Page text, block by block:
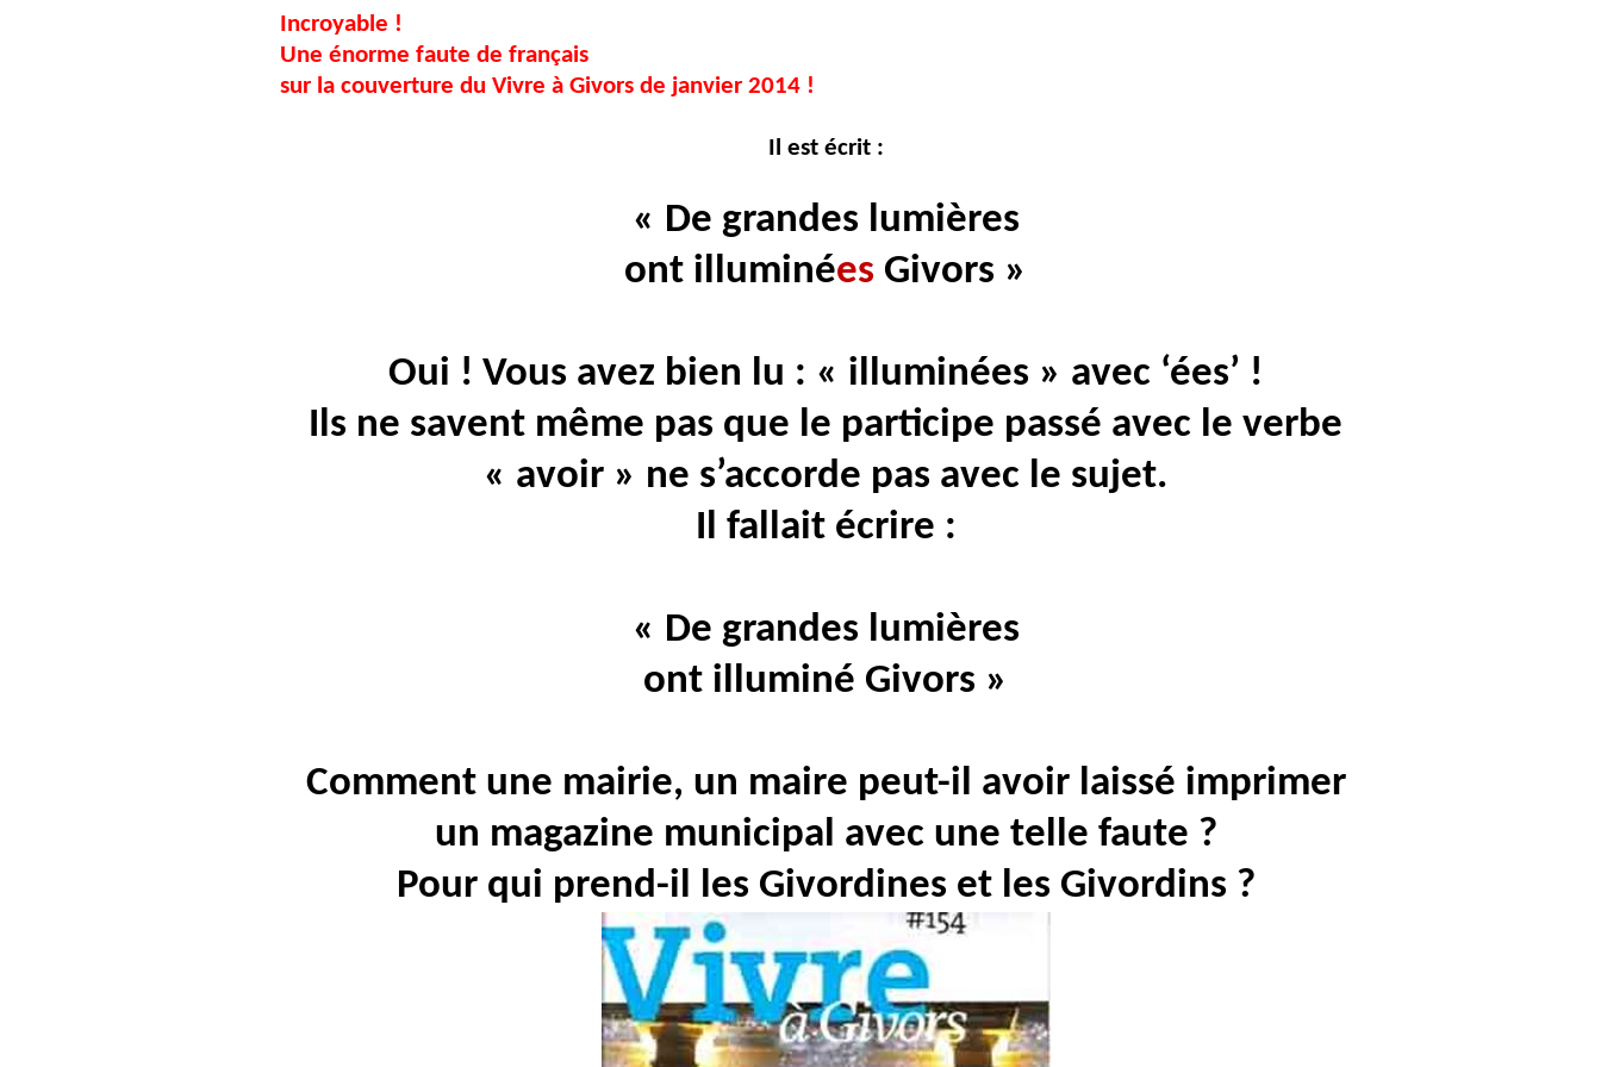
Incroyable !
Une énorme faute de français
surla couverture du Vivre à Givors de janvier 2014 !
Il est écrit :
« De grandes lumières
ont illuminées Givors »
Oui ! Vous avez bien lu : « illuminées » avec ‘ées’ !
Ils ne savent même pas que le participe passé avec le verbe
« avoir » ne s’accorde pas avec le sujet.
Il fallait écrire :
« De grandes lumières
ont illuminé Givors »
Comment une mairie, un maire peut-il avoir laissé imprimer
un magazine municipal avec une telle faute ?
Pour qui prend-il les Givordines et les Givordins ?